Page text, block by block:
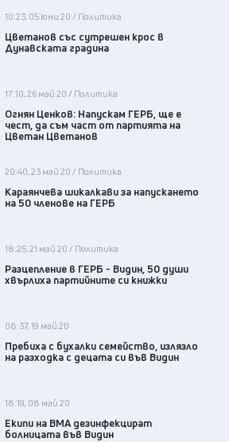
10:23, 05 юни 20 / Политика
Цветанов със сутрешен крос в
Дунавската градина
17:10, 26 май 20 / Политика
Огнян Ценков: Напускам ГЕРБ, ще е
чест, да съм част от партията на
Цветан Цветанов
20:40, 23 май 20 / Политика
Караянчева шикалкави за напускането
на 50 членове на ГЕРБ
18:25, 21 май 20 / Политика
Разцепление в ГЕРБ - Видин, 50 души
хвърлиха партийните си книжки
08:37, 19 май 20
Пребиха с бухалки семейство, излязло
на разходка с децата си във Видин
18:19, 08 май 20
Екипи на ВМА дезинфекцират
болницата във Видин